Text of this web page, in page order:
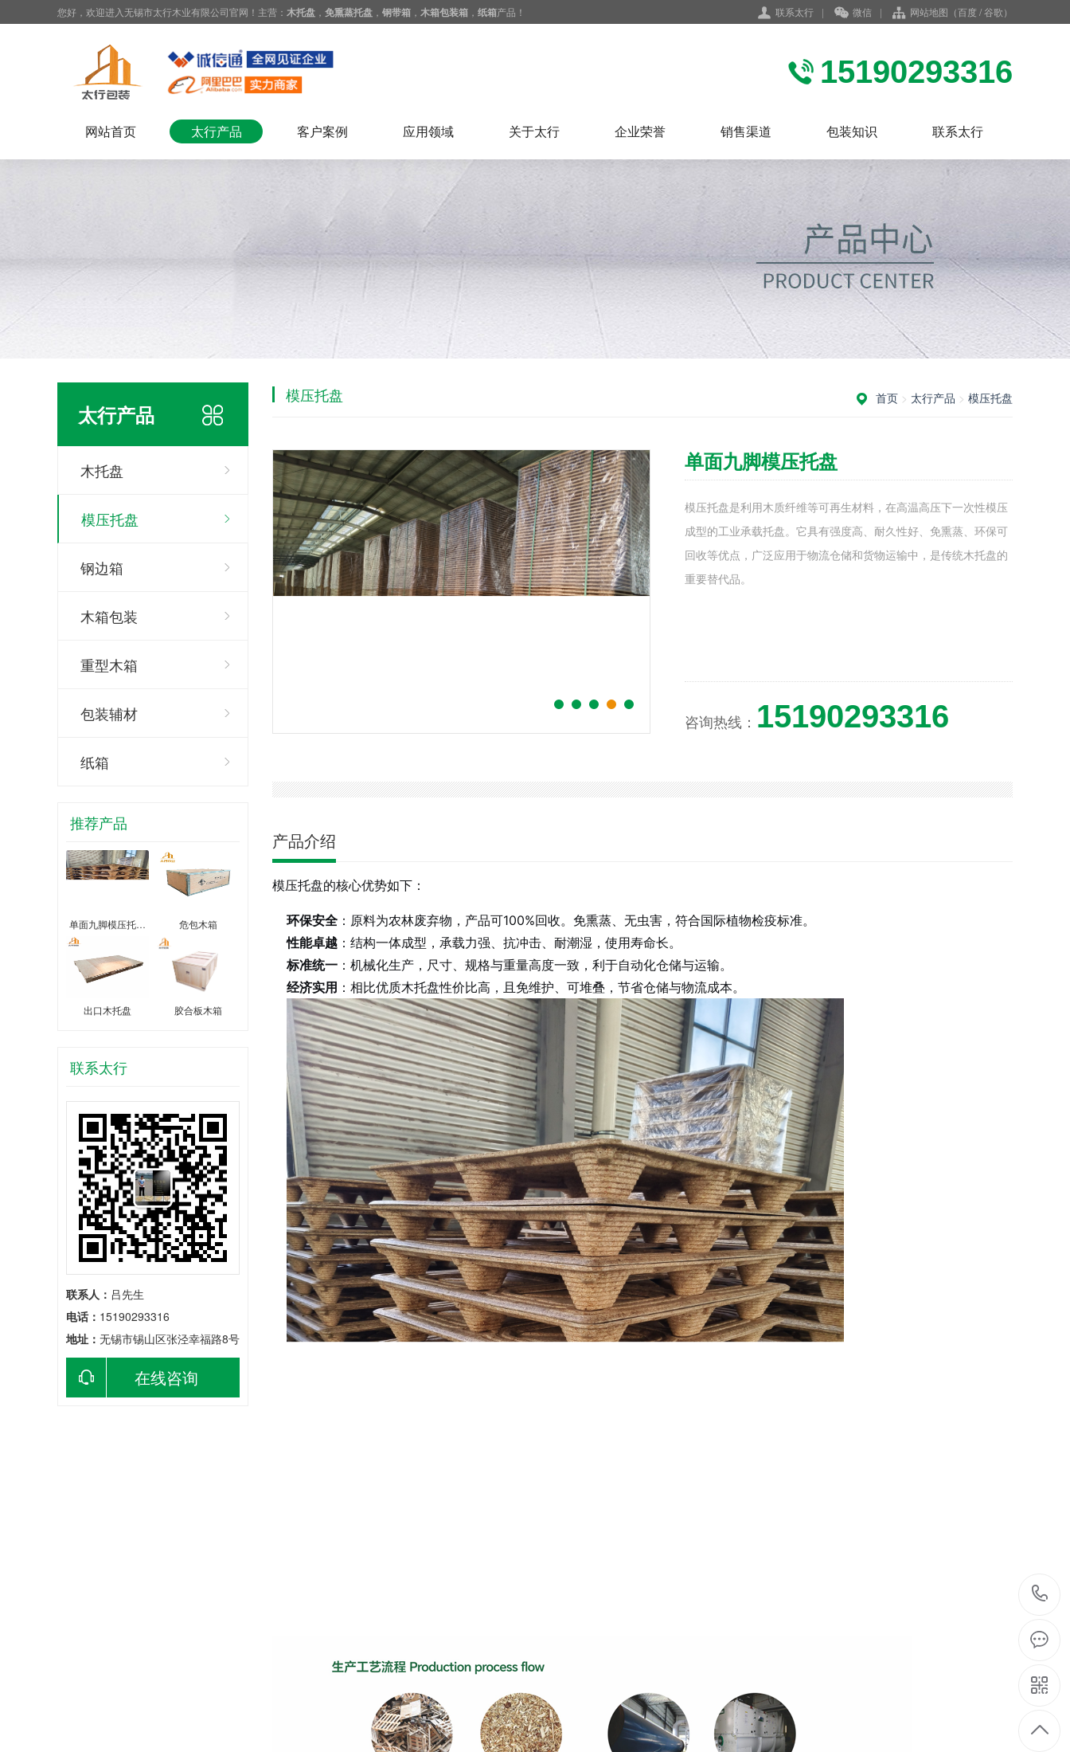
联系太行 | 微信 | 网站地图 （百度/谷歌）
您好，欢迎进入无锡市太行木业有限公司官网！主营： 木托盘 ， 免熏蒸托盘 ， 钢带箱 ， 木箱包装箱 ， 纸箱产品！
15190293316
网站首页 太行产品 客户案例 应用领域 关于太行 企业荣誉 销售渠道 包装知识 联系太行
太行产品
木托盘
模压托盘
钢边箱
木箱包装
重型木箱
包装辅材
纸箱
推荐产品
单面九脚模压托… 危包木箱
出口木托盘 胶合板木箱
联系太行
联系人： 吕先生
电话： 15190293316
地址： 无锡市锡山区张泾幸福路8号
在线咨询
首页 > 太行产品 > 模压托盘
模压托盘
单面九脚模压托盘
模压托盘是利用木质纤维等可再生材料，在高温高压下一次性模压
成型的工业承载托盘。它具有强度高、耐久性好、免熏蒸、环保可
回收等优点，广泛应用于物流仓储和货物运输中，是传统木托盘的
重要替代品。
咨询热线： 15190293316
产品介绍
模压托盘的核心优势如下：
环保安全 ：原料为农林废弃物，产品可100%回收。免熏蒸、无虫害，符合国际植物检疫标准。
性能卓越 ：结构一体成型，承载力强、抗冲击、耐潮湿，使用寿命长。
标准统一 ：机械化生产，尺寸、规格与重量高度一致，利于自动化仓储与运输。
经济实用 ：相比优质木托盘性价比高，且免维护、可堆叠，节省仓储与物流成本。